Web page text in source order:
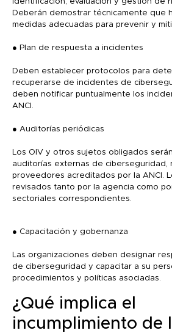
identificación, evaluación y gestión de
Deberán demostrar técnicamente que
medidas adecuadas para prevenir y
● Plan de respuesta a incidentes
Deben establecer protocolos para
recuperarse de incidentes de
deben notificar puntualmente los
ANCI.
● Auditorías periódicas
Los OIV y otros sujetos obligados
auditorías externas de ciberseguridad,
proveedores acreditados por la ANCI.
revisados tanto por la agencia como
sectoriales correspondientes.
● Capacitación y gobernanza
Las organizaciones deben designar
de ciberseguridad y capacitar a su
procedimientos y políticas asociadas.
¿Qué implica el
incumplimiento de